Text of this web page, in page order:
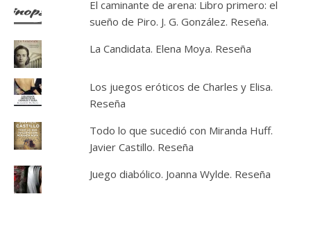
El caminante de arena: Libro primero: el
sueño de Piro. J. G. González. Reseña.
La Candidata. Elena Moya. Reseña
Los juegos eróticos de Charles y Elisa.
Reseña
Todo lo que sucedió con Miranda Huff.
Javier Castillo. Reseña
Juego diabólico. Joanna Wylde. Reseña